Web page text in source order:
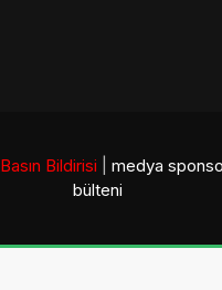
Basın Bildirisi medya
bülteni